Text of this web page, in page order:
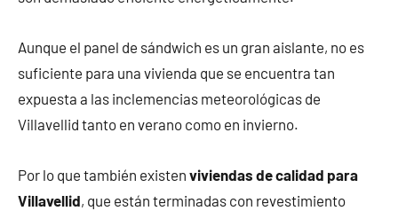
Aunque el panel de sándwich es un gran aislante, no es
suficiente para una vivienda que se encuentra tan
expuesta a las inclemencias meteorológicas de
Villavellid tanto en verano como en invierno.
Por lo que también existen viviendas de calidad para
Villavellid, que están terminadas con revestimiento